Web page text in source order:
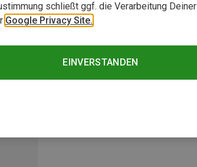
schließt ggf. die Verarbeitung Deiner
Google Privacy Site.
EINVERSTANDEN